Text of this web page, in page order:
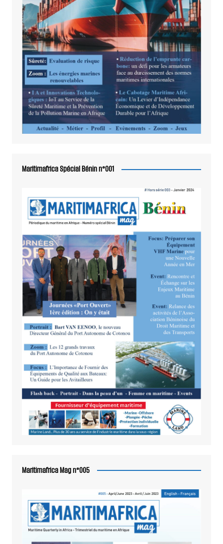
Maritimafrica Spécial Bénin n°001
Maritimafrica Mag n°005